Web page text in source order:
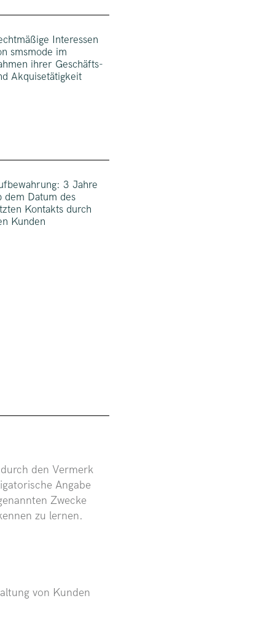
Interessen
smsmode im
ihrer Geschäfts-
Akquisetätigkeit
3 Jahre
dem Datum des
Kontakts durch
Kunden
den Vermerk
Angabe
Zwecke
zu lernen.
von Kunden